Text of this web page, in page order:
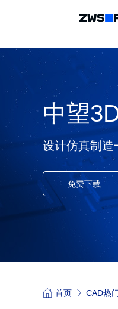
中望
设计仿真制造
免费下载
首页 CAD热